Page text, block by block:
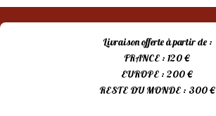
était :
15,00 €.
est :
10,00 €.
Livraison offerte à partir de :
FRANCE : 120 €
EUROPE : 200 €
RESTE DU MONDE : 300 €